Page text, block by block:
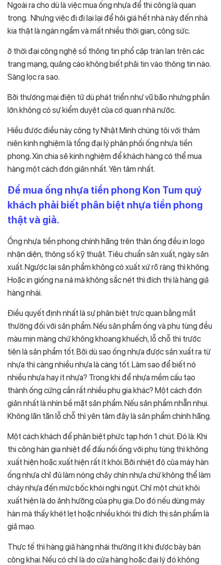
Ngoài ra cho dù là việc mua ống nhựa để thi công là quan
trọng. Nhưng việc đi đi lại lại để hỏi giá hết nhà này đến nhà
kia thật là ngán ngẩm và mất nhiều thời gian, công sức.
ở thời đại công nghệ số thông tin phổ cập tràn lan trên các
trang mạng, quảng cáo không biết phải tin vào thông tin nào.
Sàng lọc ra sao.
Bởi thương mại điện tử dù phát triển như vũ bão nhưng phần
lớn không có sự kiểm duyệt của cơ quan nhà nước.
Hiều được điều này công ty Nhật Minh chúng tôi với thâm
niên kinh nghiệm là tổng đại lý phân phối ống nhựa tiền
phong. Xin chia sẻ kinh nghiệm để khách hàng có thể mua
hàng một cách đơn giản nhất. Yên tâm nhất.
Để mua ống nhựa tiền phong Kon Tum quý
khách phải biết phân biệt nhựa tiền phong
thật và giả.
Ống nhựa tiền phong chính hãng trên thân ống đều in logo
nhận diện, thông số kỹ thuật. Tiêu chuẩn sản xuất, ngày sản
xuất. Ngược lại sản phẩm không có xuất xứ rõ ràng thì không.
Hoặc in giống na ná mà không sắc nét thì đích thị là hàng giả
hàng nhái.
Điều quyết định nhất là sự phân biệt trực quan bằng mắt
thường đối với sản phẩm. Nếu sản phẩm ống và phụ tùng đều
màu mịn màng chứ không khoang khuếch, lỗ chỗ thì trước
tiên là sản phẩm tốt. Bởi dù sao ống nhựa được sản xuất ra từ
nhựa thì càng nhiều nhựa là càng tốt. Làm sao để biết nó
nhiều nhựa hay ít nhựa? Trong khi để nhựa mềm cấu tạo
thành ống cứng cần rất nhiều phụ gia khác? Một cách đơn
giản nhất là nhìn bề mặt sản phẩm. Nếu sản phẩm nhẵn nhụi.
Không lăn tăn lỗ chỗ thì yên tâm đây là sản phẩm chính hãng.
Một cách khách để phân biệt phức tạp hơn 1 chút. Đó là: Khi
thi công hàn gia nhiệt để đấu nối ống với phụ tùng thì không
xuất hiện hoặc xuất hiện rất ít khói. Bởi nhiệt độ của máy hàn
ống nhựa chỉ đủ làm nóng chảy chín nhựa chứ không thể làm
cháy nhựa đến mức bốc khói nghi ngút. Chỉ một chút khỏi
xuất hiện là do ảnh hưởng của phụ gia. Do đó nếu dùng máy
hàn mà thấy khét lẹt hoặc nhiều khói thì đích thị sản phẩm là
giả mạo.
Thực tế thì hàng giả hàng nhái thường ít khi được bày bán
công khai. Nếu có chỉ là do cửa hàng hoặc đại lý đó không